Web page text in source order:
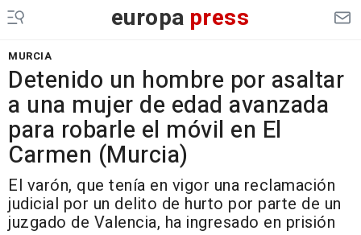
europa press
MURCIA
Detenido un hombre por asaltar
a una mujer de edad avanzada
para robarle el móvil en El
Carmen (Murcia)
El varón, que tenía en vigor una reclamación
judicial por un delito de hurto por parte de un
juzgado de Valencia, ha ingresado en prisión